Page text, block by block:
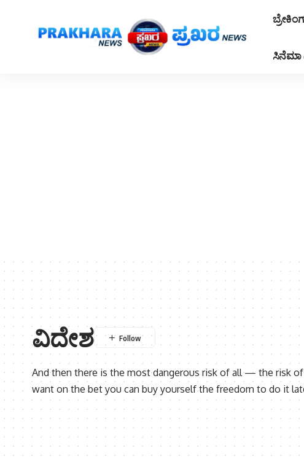
ಸಿನೆಮಾ
ವಿದೇಶ
And then there is the most dangerous risk of all — the risk
want on the bet you can buy yourself the freedom to do it